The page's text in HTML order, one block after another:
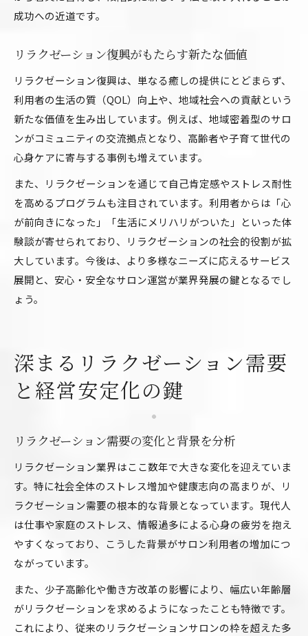
成功への近道です。
リラクゼーション復興がもたらす新たな価値
リラクゼーション復興は、単なる癒しの提供にとどまらず、
利用者の生活の質（QOL）向上や、地域社会への貢献という
新たな価値を生み出しています。例えば、地域密着型のサロ
ンがコミュニティの交流拠点となり、高齢者や子育て世代の
心身ケアに寄与する事例も増えています。
また、リラクゼーションを通じて自己肯定感やストレス耐性
を高めるプログラムも注目されています。利用者からは「心
が前向きになった」「生活にメリハリがついた」といった体
験談が寄せられており、リラクゼーションの社会的役割が拡
大しています。今後は、より多様なニーズに応えるサービス
展開と、安心・安全なサロン運営が業界発展の鍵となるでし
ょう。
深まるリラクゼーション需要
と経営安定化の鍵
リラクゼーション需要の変化と背景を分析
リラクゼーション業界はここ数年で大きな変化を迎えていま
す。特に社会全体のストレス増加や健康志向の高まりが、リ
ラクゼーション需要の根本的な背景となっています。現代人
は仕事や家庭のストレス、情報過多による心身の疲労を抱え
やすくなっており、こうした背景がサロン利用者の増加につ
ながっています。
また、少子高齢化や働き方改革の影響により、幅広い年齢層
がリラクゼーションを求めるようになったことも特徴です。
これにより、従来のリラクゼーションサロンの枠を超えた多